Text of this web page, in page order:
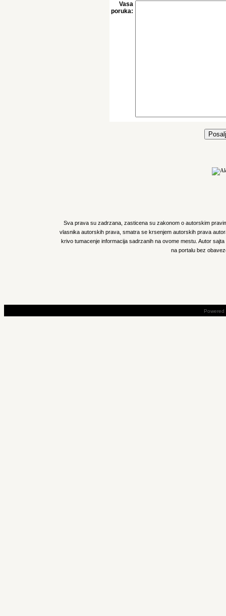
Vasa
poruka:
Sva prava su zadrzana, zasticena su zakonom o autorskim
vlasnika autorskih prava, smatra se krsenjem autorskih prava
krivo tumacenje informacija sadrzanih na ovome mestu. Autor
na portalu bez